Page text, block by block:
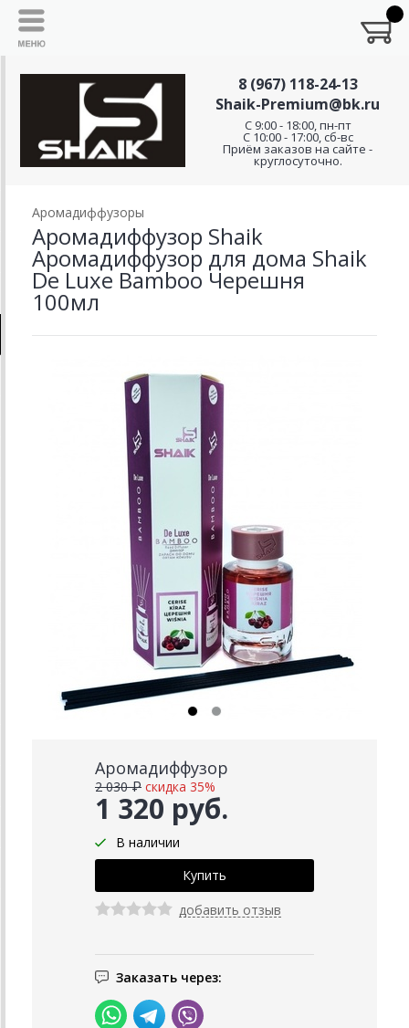
8 (967) 118-24-13
Shaik-Premium@bk.ru
C 9:00 - 18:00, пн-пт
С 10:00 - 17:00, сб-вс
Приём заказов на сайте -
круглосуточно.
Аромадиффузоры
Аромадиффузор Shaik
Аромадиффузор для дома Shaik
De Luxe Bamboo Черешня
100мл
Аромадиффузор
1 320 руб.
2 030 ₽ скидка 35%
В наличии
добавить отзыв
Заказать через: